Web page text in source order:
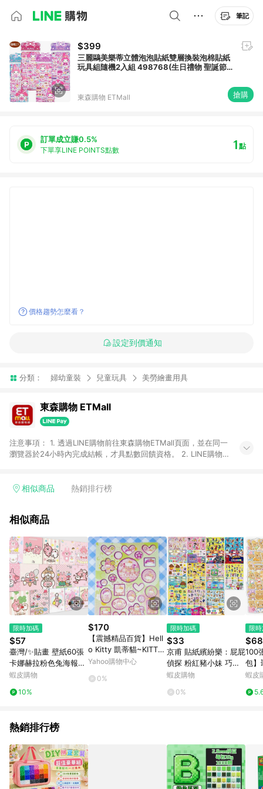
筆記
$399
三麗鷗美樂蒂立體泡泡貼紙雙層換裝泡棉貼紙
玩具組隨機2入組 498768(生日禮物 聖誕節
東森購物 ETMall 搶購
訂單成立賺0.5%
下單享LINE POINTS點數 1點
價格趨勢怎麼看？
設定到價通知
分類： 婦幼童裝 兒童玩具 美勞繪畫用具
東森購物 ETMall
注意事項： 1. 透過LINE購物前往東森購物ETMall頁面，並在同一
瀏覽器於24小時內完成結帳，才具點數回饋資格。 2. LINE購物
單，皆不在點數回饋範圍內。 3. 如購買以下類別商品，將無法獲
球嚴選、商城、專案商品、「草莓網」全館商品。 4. 如取消訂
回饋。 5. 點數回饋會扣除所有折扣優惠後之最終發票金額計算，
實際回饋請依LINE購物通知為主。 6. 訂單如有使用東森購物
ETMall站內之折扣優惠(包含但不限於東森幣、樂透金、東森現金
券等)，不具點數回饋資格。詳細請依東森購物ETMall之結帳頁面
顯示為準。 7. LINE購物設有「單一商品最高回饋點數」機制(特
殊活動時開放「回饋無上限」)，以同一訂單中同一商品不論件數
計算，並依訂單成立時間當下LINE購物所設定的回饋機制為準。
8. LINE購物為購物資訊整合性平台，商品資料更新會有時間差，
如顯示之商品規格、顏色、價位、贈品與東森購物ETMall銷售網
頁不符，以銷售網頁標示為準。 9. 若有贈點爭議，請務必於訂單
日期+180天以內至LINE購物客服洽詢；若超過180天(含)以上進
行申訴，恕無法贈點回饋。 10. 部分點數紅包僅限指定商品使
用，或不適用於無回饋商品。各點數紅包之適用商品與使用條件
請依點數紅包頁面規則為準。
相似商品 熱銷排行榜
相似商品
限時加碼
$57
臺灣/✨貼畫 壁紙60張
卡娜赫拉粉色兔海報牆
貼ins高顏值動漫房間
蝦皮購物
10%
$170
【震撼精品百貨】Hell
o Kitty 凱蒂貓~KITTY
貼紙-和風綠
Yahoo購物中心
0%
限時加碼
$33
京甫 貼紙繽紛樂：屁屁
偵探 粉紅豬小妹 巧虎
汪汪隊立大功 超人力霸
緣 開闊天空光之美少女
蝦皮購物
0%
限
$68
100
包】
童貼
貼紙
蝦皮
熱銷排行榜